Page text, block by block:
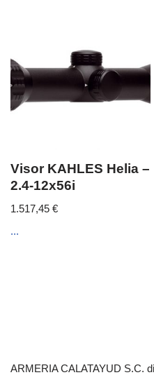
Visor KAHLES Helia –
2.4-12x56i
1.517,45 €
...
ARMERIA CALATAYUD S.C.